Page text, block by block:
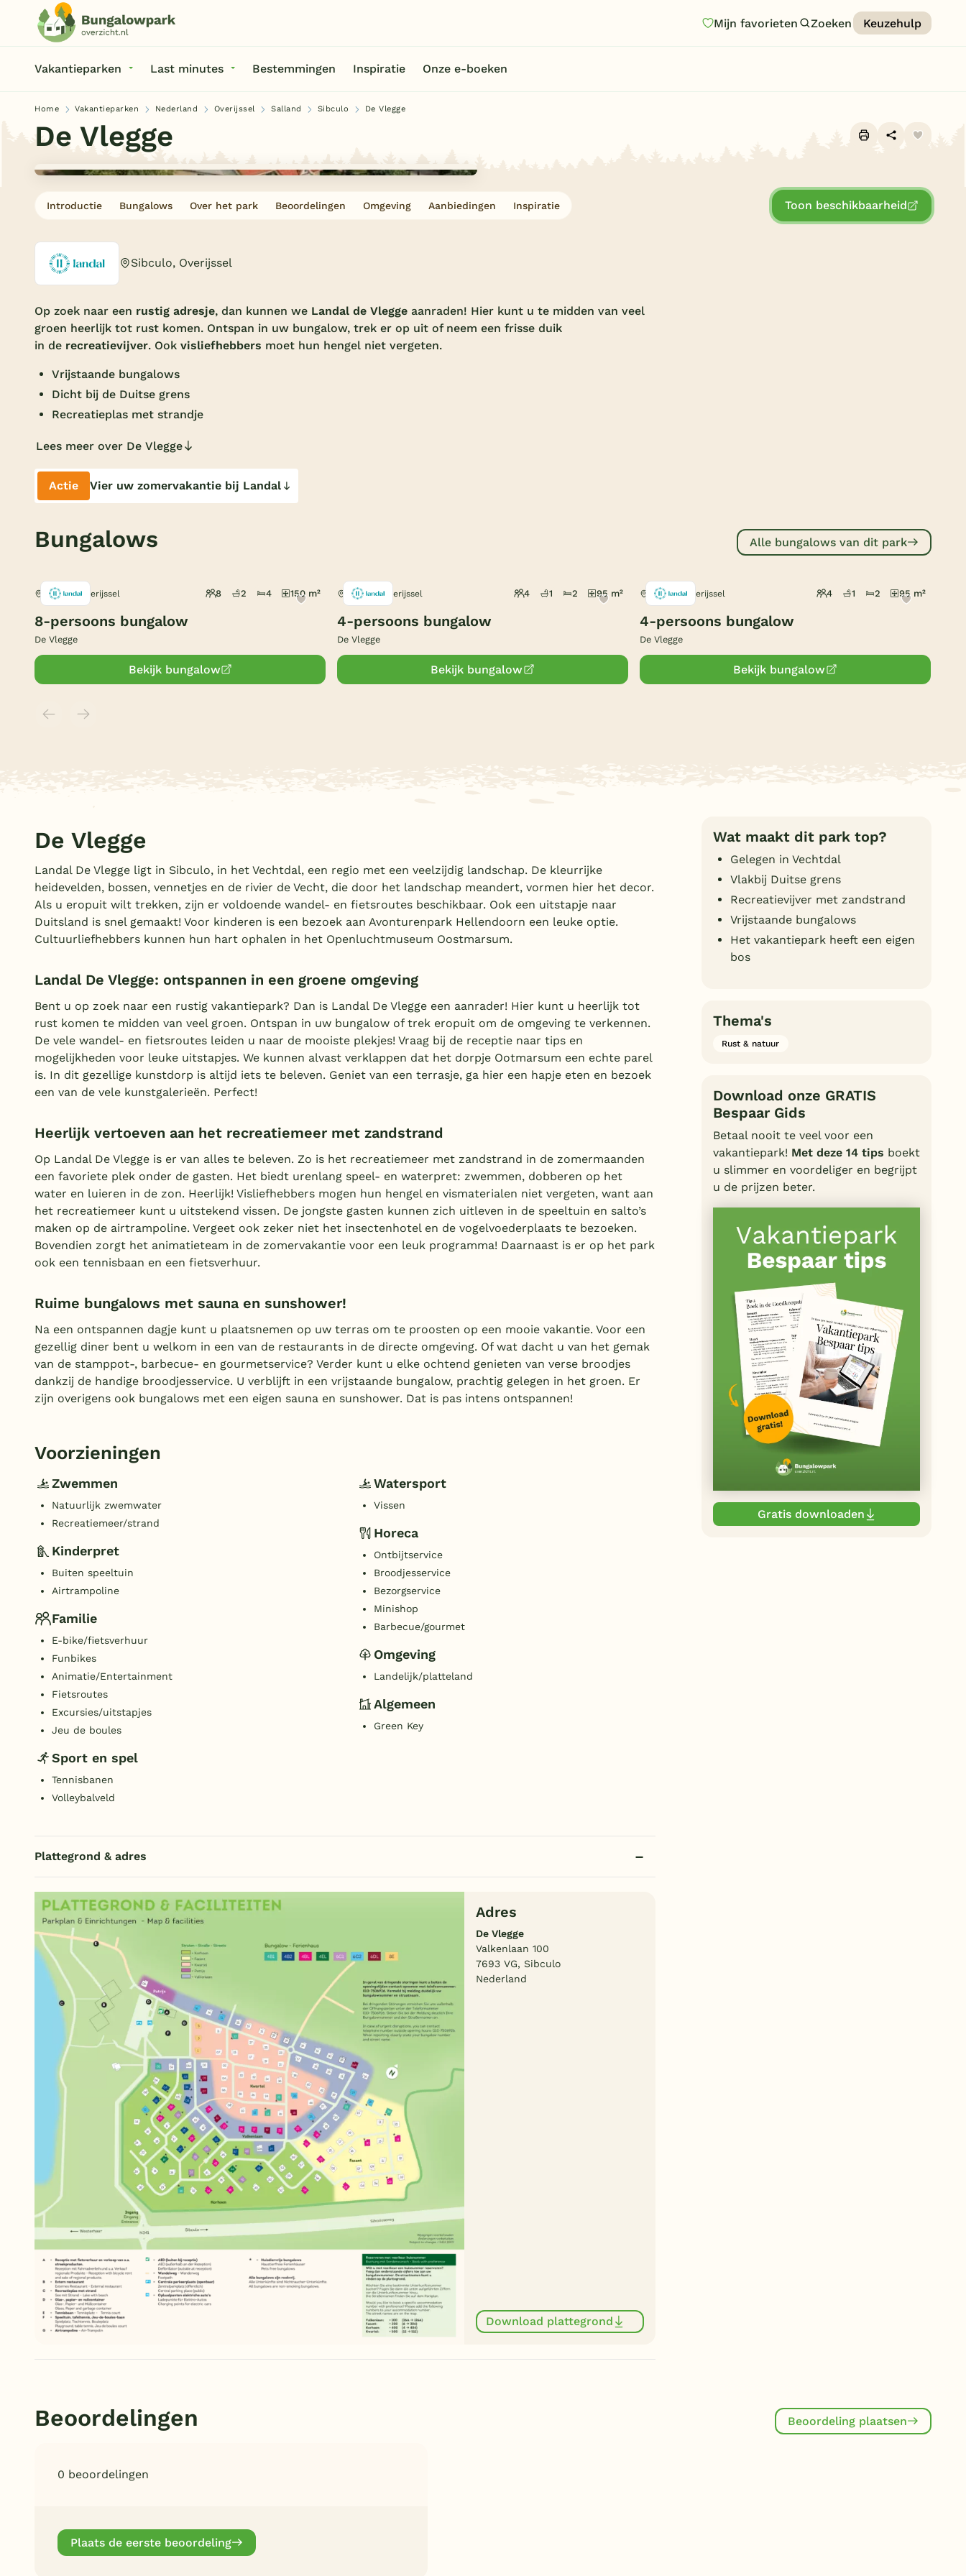
Mijn favorieten Zoeken Keuzehulp
Vakantieparken Last minutes Bestemmingen Inspiratie Onze e-boeken
Texel
Duitsland
België
Home Vakantieparken Nederland Overijssel Salland Sibculo De Vlegge
De Vlegge
Introductie Bungalows Over het park Beoordelingen Omgeving Aanbiedingen Inspiratie Toon beschikbaarheid
Sibculo, Overijssel
Op zoek naar een rustig adresje, dan kunnen we Landal de Vlegge aanraden! Hier kunt u te midden van veel
groen heerlijk tot rust komen. Ontspan in uw bungalow, trek er op uit of neem een frisse duik
in de recreatievijver. Ook visliefhebbers moet hun hengel niet vergeten.
Vrijstaande bungalows
Dicht bij de Duitse grens
Recreatieplas met strandje
Lees meer over De Vlegge
Actie Vier uw zomervakantie bij Landal
Bungalows Alle bungalows van dit park
Sibculo, Overijssel 8 2 4 150 m²
8-persoons bungalow
De Vlegge
Bekijk bungalow
Sibculo, Overijssel 4 1 2 95 m²
4-persoons bungalow
De Vlegge
Bekijk bungalow
Sibculo, Overijssel 4 1 2 95 m²
4-persoons bungalow
De Vlegge
Bekijk bungalow
De Vlegge
Landal De Vlegge ligt in Sibculo, in het Vechtdal, een regio met een veelzijdig landschap. De kleurrijke
heidevelden, bossen, vennetjes en de rivier de Vecht, die door het landschap meandert, vormen hier het decor.
Als u eropuit wilt trekken, zijn er voldoende wandel- en fietsroutes beschikbaar. Ook een uitstapje naar
Duitsland is snel gemaakt! Voor kinderen is een bezoek aan Avonturenpark Hellendoorn een leuke optie.
Cultuurliefhebbers kunnen hun hart ophalen in het Openluchtmuseum Oostmarsum.
Landal De Vlegge: ontspannen in een groene omgeving
Bent u op zoek naar een rustig vakantiepark? Dan is Landal De Vlegge een aanrader! Hier kunt u heerlijk tot
rust komen te midden van veel groen. Ontspan in uw bungalow of trek eropuit om de omgeving te verkennen.
De vele wandel- en fietsroutes leiden u naar de mooiste plekjes! Vraag bij de receptie naar tips en
mogelijkheden voor leuke uitstapjes. We kunnen alvast verklappen dat het dorpje Ootmarsum een echte parel
is. In dit gezellige kunstdorp is altijd iets te beleven. Geniet van een terrasje, ga hier een hapje eten en bezoek
een van de vele kunstgalerieën. Perfect!
Heerlijk vertoeven aan het recreatiemeer met zandstrand
Op Landal De Vlegge is er van alles te beleven. Zo is het recreatiemeer met zandstrand in de zomermaanden
een favoriete plek onder de gasten. Het biedt urenlang speel- en waterpret: zwemmen, dobberen op het
water en luieren in de zon. Heerlijk! Visliefhebbers mogen hun hengel en vismaterialen niet vergeten, want aan
het recreatiemeer kunt u uitstekend vissen. De jongste gasten kunnen zich uitleven in de speeltuin en salto’s
maken op de airtrampoline. Vergeet ook zeker niet het insectenhotel en de vogelvoederplaats te bezoeken.
Bovendien zorgt het animatieteam in de zomervakantie voor een leuk programma! Daarnaast is er op het park
ook een tennisbaan en een fietsverhuur.
Ruime bungalows met sauna en sunshower!
Na een ontspannen dagje kunt u plaatsnemen op uw terras om te proosten op een mooie vakantie. Voor een
gezellig diner bent u welkom in een van de restaurants in de directe omgeving. Of wat dacht u van het gemak
van de stamppot-, barbecue- en gourmetservice? Verder kunt u elke ochtend genieten van verse broodjes
dankzij de handige broodjesservice. U verblijft in een vrijstaande bungalow, prachtig gelegen in het groen. Er
zijn overigens ook bungalows met een eigen sauna en sunshower. Dat is pas intens ontspannen!
Voorzieningen
Zwemmen
Natuurlijk zwemwater
Recreatiemeer/strand
Kinderpret
Buiten speeltuin
Airtrampoline
Familie
E-bike/fietsverhuur
Funbikes
Animatie/Entertainment
Fietsroutes
Excursies/uitstapjes
Jeu de boules
Sport en spel
Tennisbanen
Volleybalveld
Watersport
Vissen
Horeca
Ontbijtservice
Broodjesservice
Bezorgservice
Minishop
Barbecue/gourmet
Omgeving
Landelijk/platteland
Algemeen
Green Key
Plattegrond & adres
Adres
De Vlegge
Valkenlaan 100
7693 VG, Sibculo
Nederland
Download plattegrond
Wat maakt dit park top?
Gelegen in Vechtdal
Vlakbij Duitse grens
Recreatievijver met zandstrand
Vrijstaande bungalows
Het vakantiepark heeft een eigen
bos
Thema's
Rust & natuur
Download onze GRATIS
Bespaar Gids
Betaal nooit te veel voor een
vakantiepark! Met deze 14 tips boekt
u slimmer en voordeliger en begrijpt
u de prijzen beter.
Gratis downloaden
Beoordelingen Beoordeling plaatsen
0 beoordelingen
Plaats de eerste beoordeling